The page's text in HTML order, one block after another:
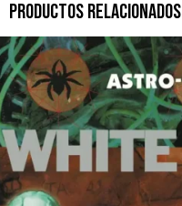
PRODUCTOS RELACIONADOS